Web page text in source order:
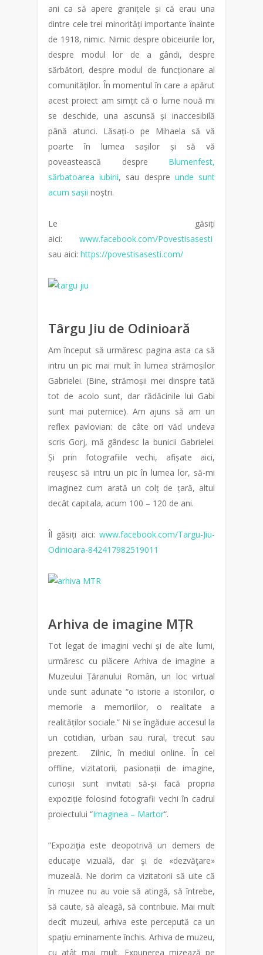
ani ca să apere granițele și că erau una
dintre cele trei minorități importante înainte
de 1918, nimic. Nimic despre obiceiurile lor,
despre modul lor de a gândi, despre
sărbători, despre modul de funcționare al
comunităților. În momentul în care a apărut
acest proiect am simțit că o lume nouă mi
se deschide, una ascunsă și inaccesibilă
până atunci. Lăsați-o pe Mihaela să vă
poarte în lumea sașilor și să vă
poveastească despre Blumenfest,
sărbatoarea iubirii, sau despre unde sunt
acum sașii noștri.
Le găsiți
aici: www.facebook.com/Povestisasesti
sau aici: https://povestisasesti.com/
Târgu Jiu de Odinioară
Am început să urmăresc pagina asta ca să
intru un pic mai mult în lumea strămoșilor
Gabrielei. (Bine, strămoșii mei dinspre tată
tot de acolo sunt, dar rădăcinile lui Gabi
sunt mai puternice). Am ajuns să am un
reflex pavlovian: de câte ori văd undeva
scris Gorj, mă gândesc la bunicii Gabrielei.
Și prin fotografiile vechi, afișate aici,
reușesc să intru un pic în lumea lor, să-mi
imaginez cum arată un colț de țară, altul
decât capitala, acum 100 – 120 de ani.
Îl găsiți aici: www.facebook.com/Targu-Jiu-
Odinioara-842417982519011
Arhiva de imagine MȚR
Tot legat de imagini vechi și de alte lumi,
urmăresc cu plăcere Arhiva de imagine a
Muzeului Țăranului Român, un loc virtual
unde sunt adunate “o istorie a istoriilor, o
memorie a memoriilor, o realitate a
realităților sociale.” Ni se îngăduie accesul la
un cotidian, urban sau rural, trecut sau
prezent. Zilnic, în mediul online. În cel
offline, vizitatorii, pasionații de imagine,
curioșii sunt invitati să-și facă propria
expoziție folosind fotografii vechi în cadrul
proiectului “Imaginea – Martor“.
”Expoziţia este deopotrivă un demers de
educaţie vizuală, dar şi de «dezvăţare»
muzeală. Ne dorim ca vizitatorii să uite că
în muzee nu au voie să atingă, să întrebe,
să caute, să aleagă, să contribuie. Mai mult
decît muzeul, arhiva este percepută ca un
spaţiu eminamente închis. Arhiva de muzeu,
cu atât mai mult. Expunerea mizează pe